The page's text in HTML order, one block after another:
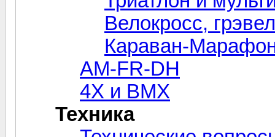
Велокросc,
Караван-
AM-FR-DH
4X и BMX
Техника